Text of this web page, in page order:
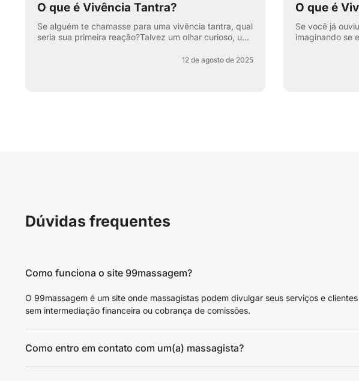
O que é Vivência Tantra?
Se alguém te chamasse para uma vivência tantra, qual
seria sua primeira reação?Talvez um olhar curioso, um
12 de agosto de 2025
O que é
Se você já
imaginando se
Dúvidas frequentes
Como funciona o site 99massagem?
O 99massagem é um site onde massagistas podem divulgar seus serviços e
sem intermediação financeira ou cobrança de comissões.
Como entro em contato com um(a) massagista?